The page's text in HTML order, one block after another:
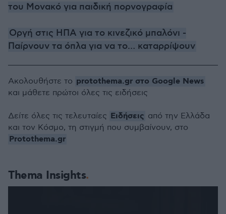
του Μονακό για παιδική πορνογραφία
Οργή στις ΗΠΑ για το κινεζικό μπαλόνι -
Παίρνουν τα όπλα για να το… καταρρίψουν
Thema Insights
Ακολουθήστε το protothema.gr στο Google News
και μάθετε πρώτοι όλες τις ειδήσεις
Δείτε όλες τις τελευταίες Ειδήσεις από την Ελλάδα
και τον Κόσμο, τη στιγμή που συμβαίνουν, στο
Protothema.gr